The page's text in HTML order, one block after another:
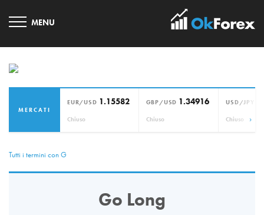
MERCATI
EUR/USD 1.15582
Chiuso
GBP/USD 1.34916
Chiuso
USD/JPY
Chiuso ›
Tutti i termini con G
Go Long